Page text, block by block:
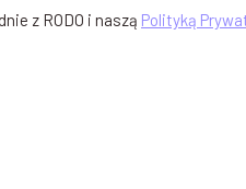
z RODO i naszą Polityką